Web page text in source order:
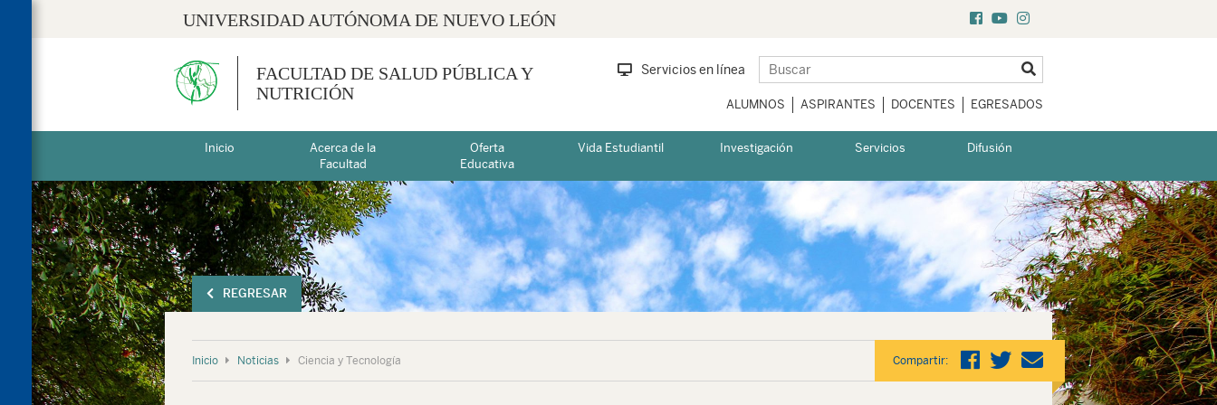
UNIVERSIDAD AUTÓNOMA DE NUEVO LEÓN
FACULTAD DE SALUD PÚBLICA Y
NUTRICIÓN
Servicios en línea
ALUMNOS ASPIRANTES DOCENTES EGRESADOS
Inicio
Acerca de la
Facultad
Oferta
Educativa
Vida Estudiantil Investigación Servicios Difusión
REGRESAR
Inicio Noticias Ciencia y Tecnología Compartir: